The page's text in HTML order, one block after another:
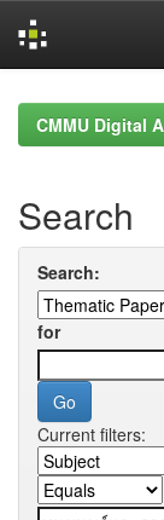
navigationCMMU Digital
Search
Search:
for
Current filters: